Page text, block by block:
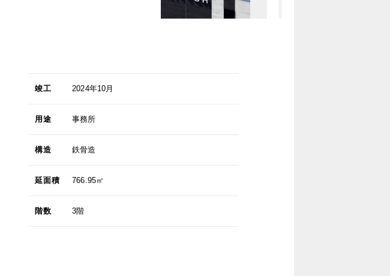
竣工 2024年10月
用途 事務所
構造 鉄骨造
延面積 766.95㎡
階数 3階